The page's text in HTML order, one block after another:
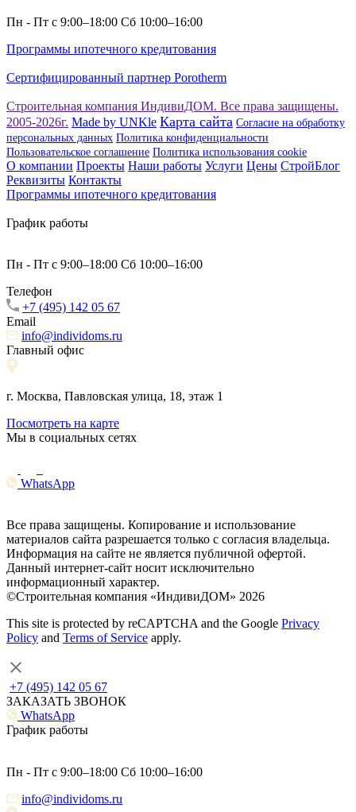
Пн - Пт с 9:00–18:00 Сб 10:00–16:00
Программы ипотечного кредитования
Сертифицированный партнер Porotherm
Строительная компания ИндивиДОМ. Все права защищены.
2005-2026г. Made by UNKle Карта сайта Согласие на обработку
персональных данных Политика конфиденциальности
Пользовательское соглашение Политика использования сookie
О компании Проекты Наши работы Услуги Цены СтройБлог
Реквизиты Контакты
Программы ипотечного кредитования
График работы
Пн - Пт с 9:00–18:00 Сб 10:00–16:00
Телефон
+7 (495) 142 05 67
Email
info@individoms.ru
Главный офис
г. Москва, Павловская улица, 18, этаж 1
Посмотреть на карте
Мы в социальных сетях
WhatsApp
Все права защищены. Копирование и использование
материалов сайта разрешается только с согласия владельца.
Информация на сайте не является публичной офертой.
Данный интернет-сайт носит исключительно
информационный характер.
©Строительная компания «ИндивиДОМ» 2026
This site is protected by reCAPTCHA and the Google Privacy
Policy and Terms of Service apply.
+7 (495) 142 05 67
ЗАКАЗАТЬ ЗВОНОК
WhatsApp
График работы
Пн - Пт с 9:00–18:00 Сб 10:00–16:00
info@individoms.ru